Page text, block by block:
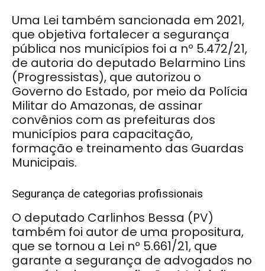
Uma Lei também sancionada em 2021,
que objetiva fortalecer a segurança
pública nos municípios foi a nº 5.472/21,
de autoria do deputado Belarmino Lins
(Progressistas), que autorizou o
Governo do Estado, por meio da Polícia
Militar do Amazonas, de assinar
convênios com as prefeituras dos
municípios para capacitação,
formação e treinamento das Guardas
Municipais.
Segurança de categorias profissionais
O deputado Carlinhos Bessa (PV)
também foi autor de uma propositura,
que se tornou a Lei nº 5.661/21, que
garante a segurança de advogados no